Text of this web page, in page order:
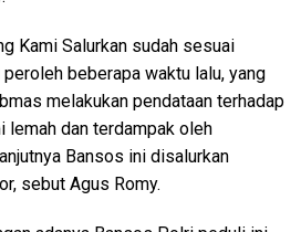
Kami Salurkan sudah sesuai
beberapa waktu lalu, yang
melakukan pendataan terhadap
lemah dan terdampak oleh
Bansos ini disalurkan
sebut Agus Romy.